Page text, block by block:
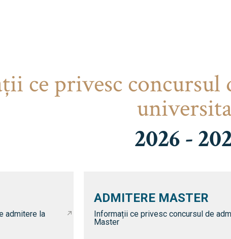
ce privesc concursul
2026 -
admitere la
ADMITERE MASTER
Informații ce privesc concursul de
Master